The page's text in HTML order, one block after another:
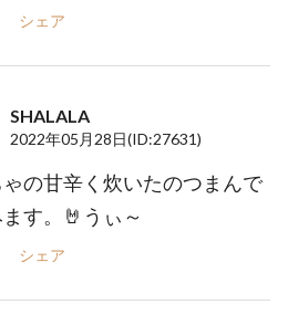
シェア
SHALALA
2022年05月28日(ID:27631)
の甘辛く炊いたのつまんで
す。🤘うぃ～
シェア